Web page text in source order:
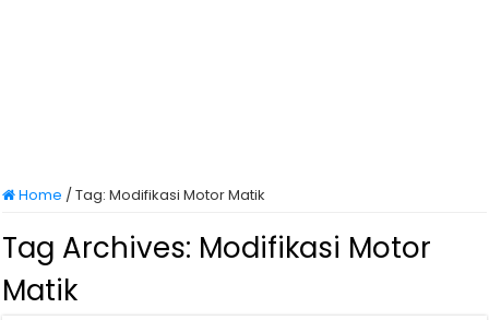
Home /Tag:Modifikasi Motor Matik
Tag Archives: Modifikasi Motor
Matik